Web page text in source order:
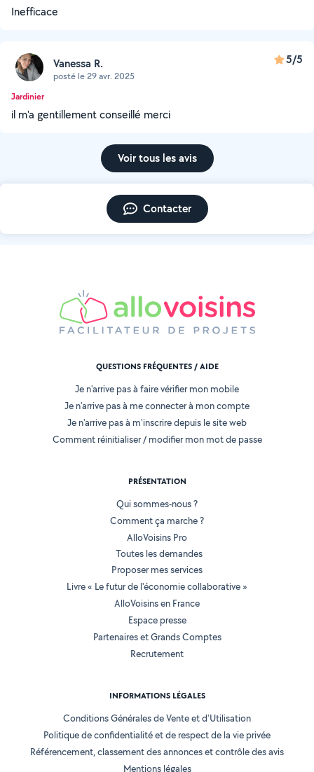
Inefficace
Vanessa R.
posté le 29 avr. 2025
5/5
Jardinier
il m'a gentillement conseillé merci
Voir tous les avis
Contacter
QUESTIONS FRÉQUENTES / AIDE
Je n'arrive pas à faire vérifier mon mobile
Je n'arrive pas à me connecter à mon compte
Je n'arrive pas à m'inscrire depuis le site web
Comment réinitialiser / modifier mon mot de passe
PRÉSENTATION
Qui sommes-nous ?
Comment ça marche ?
AlloVoisins Pro
Toutes les demandes
Proposer mes services
Livre « Le futur de l'économie collaborative »
AlloVoisins en France
Espace presse
Partenaires et Grands Comptes
Recrutement
INFORMATIONS LÉGALES
Conditions Générales de Vente et d'Utilisation
Politique de confidentialité et de respect de la vie privée
Référencement, classement des annonces et contrôle des avis
Mentions légales